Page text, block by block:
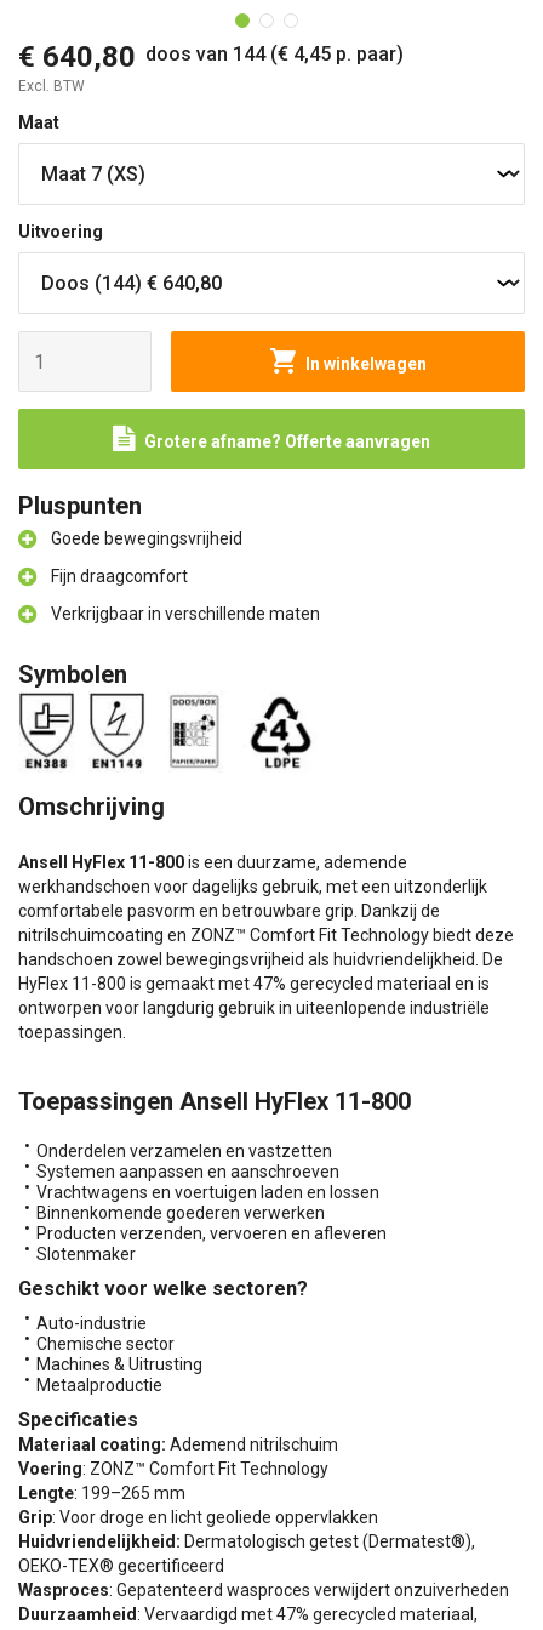
€ 640,80 doos van 144 (€ 4,45 p. paar)
Excl. BTW
Maat
Uitvoering
In winkelwagen
Grotere afname? Offerte aanvragen
Pluspunten
Goede bewegingsvrijheid
Fijn draagcomfort
Verkrijgbaar in verschillende maten
Symbolen
Omschrijving
Ansell HyFlex 11-800is een duurzame, ademende
werkhandschoen voor dagelijks gebruik, met een uitzonderlijk
comfortabele pasvorm en betrouwbare grip. Dankzij de
nitrilschuimcoating en ZONZ™ Comfort Fit Technology biedt deze
handschoen zowel bewegingsvrijheid als huidvriendelijkheid. De
HyFlex 11-800 is gemaakt met 47% gerecycled materiaal en is
ontworpen voor langdurig gebruik in uiteenlopende industriële
toepassingen.
Toepassingen Ansell HyFlex 11-800
Onderdelen verzamelen en vastzetten
Systemen aanpassen en aanschroeven
Vrachtwagens en voertuigen laden en lossen
Binnenkomende goederen verwerken
Producten verzenden, vervoeren en afleveren
Slotenmaker
Geschikt voor welke sectoren?
Auto-industrie
Chemische sector
Machines & Uitrusting
Metaalproductie
Specificaties
Materiaal coating: Ademend nitrilschuim
Voering: ZONZ™ Comfort Fit Technology
Lengte: 199–265 mm
Grip: Voor droge en licht geoliede oppervlakken
Huidvriendelijkheid: Dermatologisch getest (Dermatest®),
OEKO-TEX® gecertificeerd
Wasproces: Gepatenteerd wasproces verwijdert onzuiverheden
Duurzaamheid: Vervaardigd met 47% gerecycled materiaal,